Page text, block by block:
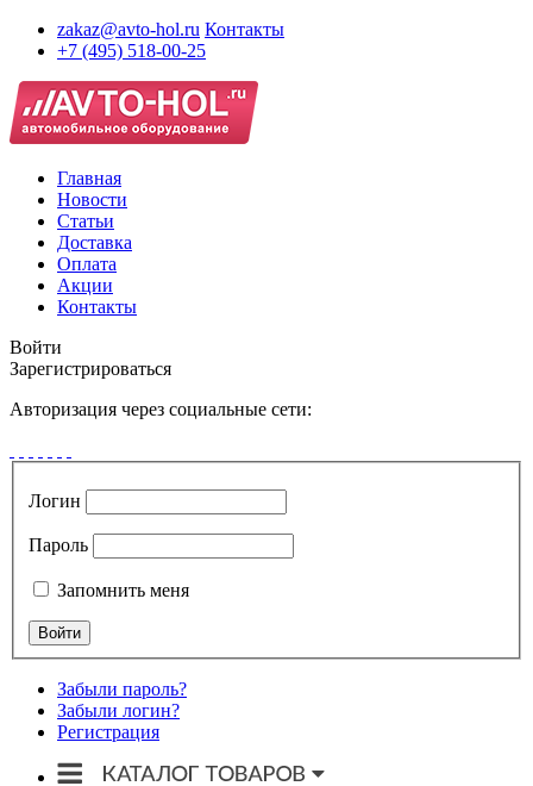
zakaz@avto-hol.ru Контакты
+7 (495) 518-00-25
Главная
Новости
Статьи
Доставка
Оплата
Акции
Контакты
Войти
Зарегистрироваться
Авторизация через социальные сети:
Логин
Пароль
Запомнить меня
Забыли пароль?
Забыли логин?
Регистрация